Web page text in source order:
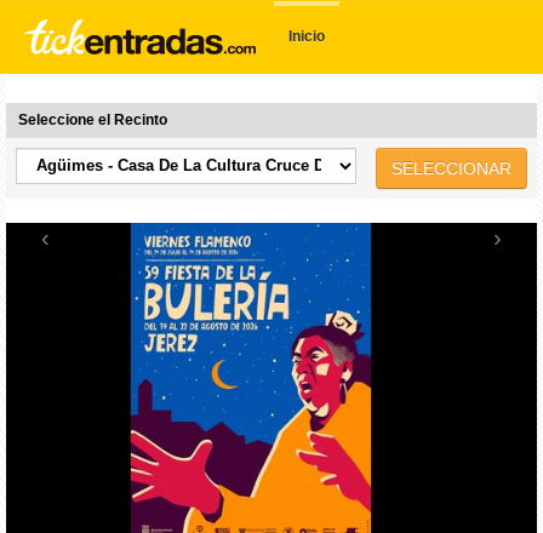
Inicio
Seleccione el Recinto
SELECCIONAR
‹ ›